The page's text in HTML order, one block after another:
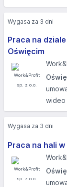
Praca na
Oświęcim
wideo
Wygasa za 3 dni
Praca na hali
Wygasa za 3 dni